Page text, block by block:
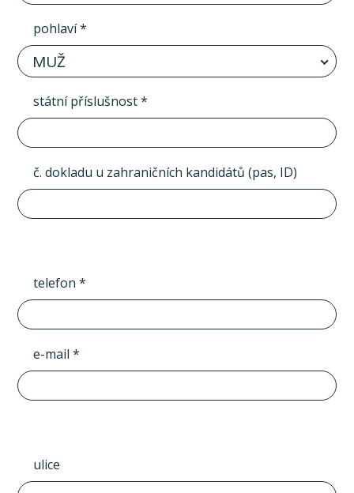
pohlaví *
MUŽ
státní příslušnost *
č. dokladu u zahraničních kandidátů (pas, ID)
telefon *
e-mail *
ulice